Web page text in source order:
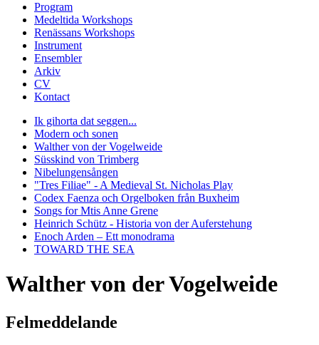
Program
Medeltida Workshops
Renässans Workshops
Instrument
Ensembler
Arkiv
CV
Kontact
Ik gihorta dat seggen...
Modern och sonen
Walther von der Vogelweide
Süsskind von Trimberg
Nibelungensången
"Tres Filiae" - A Medieval St. Nicholas Play
Codex Faenza och Orgelboken från Buxheim
Songs for Mtis Anne Grene
Heinrich Schütz - Historia von der Auferstehung
Enoch Arden – Ett monodrama
TOWARD THE SEA
Walther von der Vogelweide
Felmeddelande